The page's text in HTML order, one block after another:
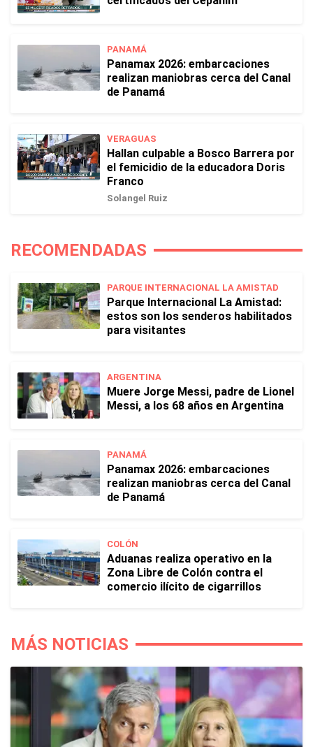
PANAMÁ
Panamax 2026: embarcaciones
realizan maniobras cerca del Canal
de Panamá
VERAGUAS
Hallan culpable a Bosco Barrera por
el femicidio de la educadora Doris
Franco
Solangel Ruiz
RECOMENDADAS
PARQUE INTERNACIONAL LA AMISTAD
Parque Internacional La Amistad:
estos son los senderos habilitados
para visitantes
ARGENTINA
Muere Jorge Messi, padre de Lionel
Messi, a los 68 años en Argentina
PANAMÁ
Panamax 2026: embarcaciones
realizan maniobras cerca del Canal
de Panamá
COLÓN
Aduanas realiza operativo en la
Zona Libre de Colón contra el
comercio ilícito de cigarrillos
MÁS NOTICIAS